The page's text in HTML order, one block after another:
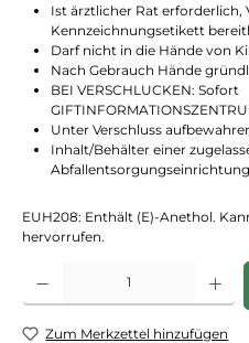
Ist ärztlicher Rat erforderlich,
Kennzeichnungsetikett
Darf nicht in die Hände von
Nach Gebrauch Hände
BEI VERSCHLUCKEN: Sofort
Unter Verschluss
Inhalt/Behälter einer
EUH208: Enthält (E)-Anethol.
hervorrufen.
Produkt Anzahl: Gib den
Zum Merkzettel hinzufügen